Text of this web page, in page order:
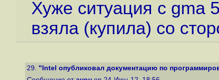
Хуже ситуация с gma
взяла (купила) со
29. "Intel опубликовал документацию по